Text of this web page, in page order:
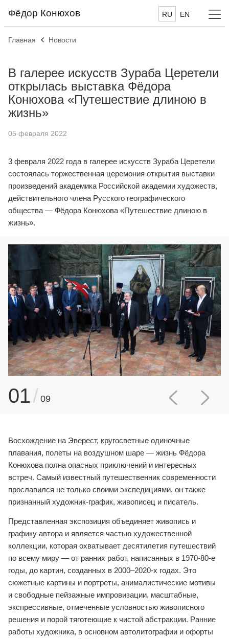
Фёдор Конюхов RU EN
Главная Новости
В галерее искусств Зураба Церетели
открылась выставка Фёдора
Конюхова «Путешествие длиною в
жизнь»
05 февраля 2022
3 февраля 2022 года в галерее искусств Зураба Церетели
состоялась торжественная церемония открытия выставки
произведений академика Российской академии художеств,
действительного члена Русского географического
общества — Фёдора Конюхова «Путешествие длиною в
жизнь».
01/ 09
Восхождение на Эверест, кругосветные одиночные
плавания, полеты на воздушном шаре — жизнь Фёдора
Конюхова полна опасных приключений и интересных
встреч. Самый известный путешественник современности
прославился не только своими экспедициями, он также
признанный художник-график, живописец и писатель.
Представленная экспозиция объединяет живопись и
графику автора и является частью художественной
коллекции, которая охватывает десятилетия путешествий
по всему миру — от ранних работ, написанных в 1970-80-е
годы, до картин, созданных в 2000–2020-х годах. Это
сюжетные картины и портреты, анималистические мотивы
и свободные пейзажные импровизации, масштабные,
экспрессивные, отмеченные условностью живописного
решения и порой тяготеющие к чистой абстракции. Ранние
работы художника, в основном автолитографии и офорты